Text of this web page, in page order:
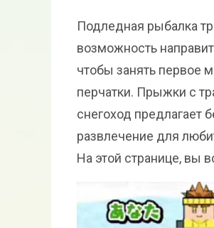
Подледная рыбалка
возможность
чтобы занять первое
перчатки. Прыжки с
снегоход предлагает
развлечение для
На этой странице, вы